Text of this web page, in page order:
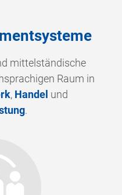
mittelständische
Raum in
, Handel und
.